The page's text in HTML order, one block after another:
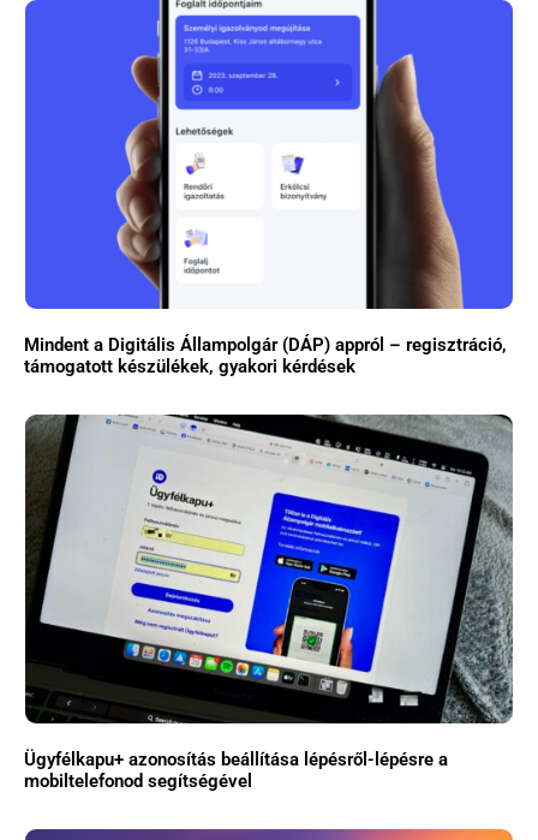
Mindent a Digitális Állampolgár (DÁP) appról – regisztráció,
támogatott készülékek, gyakori kérdések
Ügyfélkapu+ azonosítás beállítása lépésről-lépésre a
mobiltelefonod segítségével